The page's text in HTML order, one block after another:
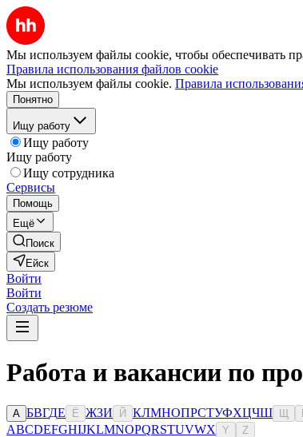
Мы используем файлы cookie, чтобы обеспечивать
Правила использования файлов cookie
Мы используем файлы cookie. Правила
Понятно
Ищу работу
Ищу работу
Ищу работу
Ищу сотрудника
Сервисы
Помощь
Ещё
Поиск
Ейск
Войти
Войти
Создать резюме
Работа и вакансии по
А БВГДЕ Ё ЖЗИ Й КЛМНОПРСТУФХЦЧШ
ABCDEFGHIJKLMNOPQRSTUVWX Y Z